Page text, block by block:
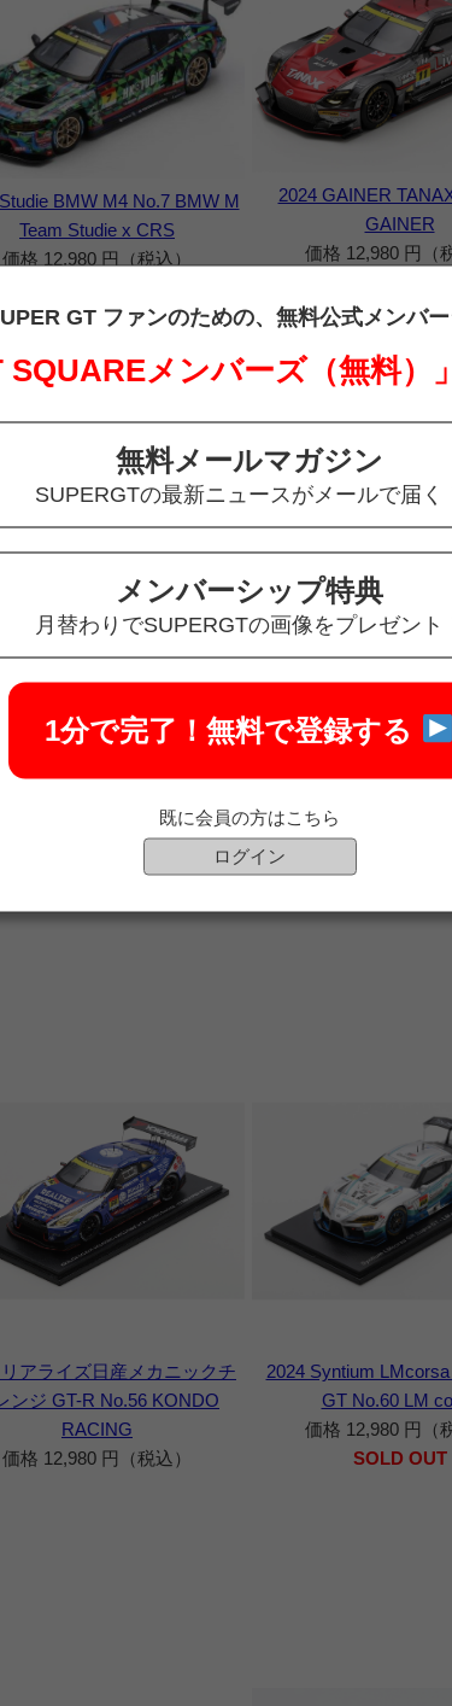
BMW M4 No.7 BMW M
Team Studie x CRS
価格 12,980 円（税込）
2024 GAINER
GAINER
価格 12,980 円（
HOPPY Schatz GR Supra GT
HOPPY team TSUCHIYA
価格 12,980 円（税込）
価格 18,700 円（
アライズ日産メカニックチ
ンジ GT-R No.56 KONDO
RACING
価格 12,980 円（税込）
2024 Syntium
GT No.60 LM
価格 12,980 円（
SOLD OUT
GT ファンのための、 無料公式メンバ
SQUAREメンバーズ（無料）」
無料メールマガジン
SUPERGTの最新ニュースがメールで届く
メンバーシップ特典
月替わりでSUPERGTの画像をプレゼント
1分で完了！無料で登録する
既に会員の方はこちら
ログイン